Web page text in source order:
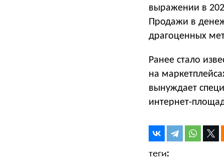
выражении в
Продажи в
драгоценных
Ранее стало
на
вынуждает
интернет-